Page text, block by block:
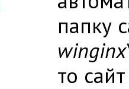
папку
то